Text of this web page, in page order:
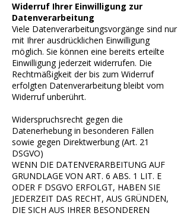
Widerruf Ihrer Einwilligung zur
Datenverarbeitung
Viele Datenverarbeitungsvorgänge sind nur
mit Ihrer ausdrücklichen Einwilligung
möglich. Sie können eine bereits erteilte
Einwilligung jederzeit widerrufen. Die
Rechtmäßigkeit der bis zum Widerruf
erfolgten Datenverarbeitung bleibt vom
Widerruf unberührt.
Widerspruchsrecht gegen die
Datenerhebung in besonderen Fällen
sowie gegen Direktwerbung (Art. 21
DSGVO)
WENN DIE DATENVERARBEITUNG AUF
GRUNDLAGE VON ART. 6 ABS. 1 LIT. E
ODER F DSGVO ERFOLGT, HABEN SIE
JEDERZEIT DAS RECHT, AUS GRÜNDEN,
DIE SICH AUS IHRER BESONDEREN